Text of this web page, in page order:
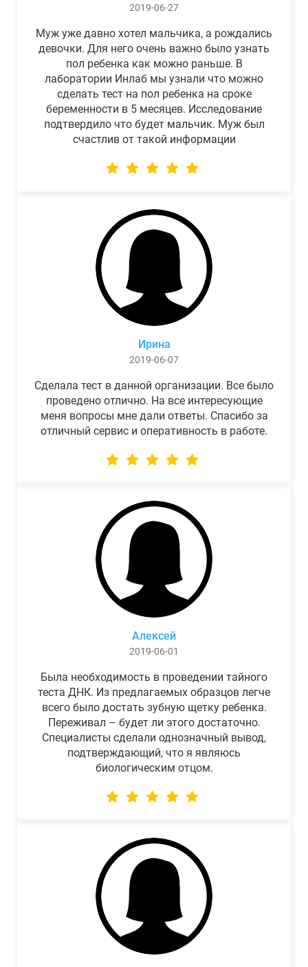
2019-06-27
Муж уже давно хотел мальчика, а рождались
девочки. Для него очень важно было узнать
пол ребенка как можно раньше. В
лаборатории Инлаб мы узнали что можно
сделать тест на пол ребенка на сроке
беременности в 5 месяцев. Исследование
подтвердило что будет мальчик. Муж был
счастлив от такой информации
Ирина
2019-06-07
Сделала тест в данной организации. Все было
проведено отлично. На все интересующие
меня вопросы мне дали ответы. Спасибо за
отличный сервис и оперативность в работе.
Алексей
2019-06-01
Была необходимость в проведении тайного
теста ДНК. Из предлагаемых образцов легче
всего было достать зубную щетку ребенка.
Переживал – будет ли этого достаточно.
Специалисты сделали однозначный вывод,
подтверждающий, что я являюсь
биологическим отцом.